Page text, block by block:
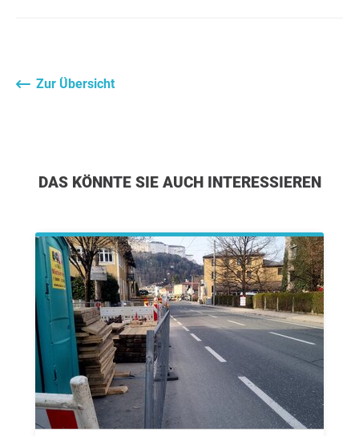
Zur Übersicht
DAS KÖNNTE SIE AUCH INTERESSIEREN